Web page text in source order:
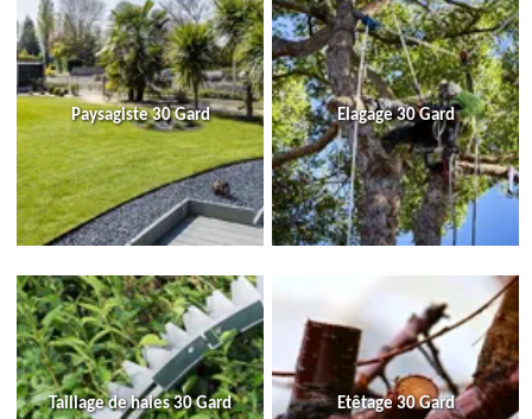
Paysagiste 30 Gard Elagage 30 Gard
Taillage de haies 30 Gard Etêtage 30 Gard